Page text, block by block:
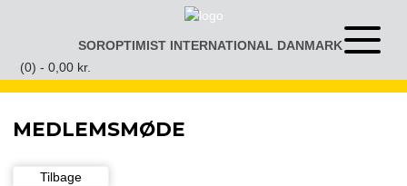
SOROPTIMIST INTERNATIONAL DANMARKÅben
menu
(0) - 0,00 kr.
MEDLEMSMØDE
Tilbage